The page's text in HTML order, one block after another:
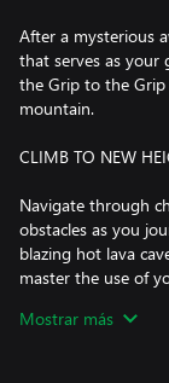
After a mysterious
that serves as your
the Grip to the
mountain.
CLIMB TO NEW
Navigate through
obstacles as you
blazing hot lava
master the use of
the Grip and the
Mostrar más